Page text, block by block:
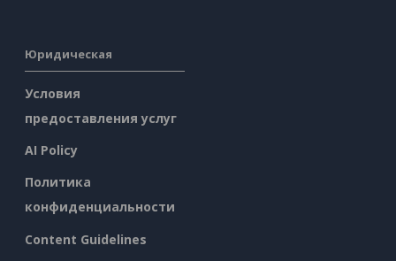
Юридическая
Условия
предоставления услуг
AI Policy
Политика
конфиденциальности
Content Guidelines